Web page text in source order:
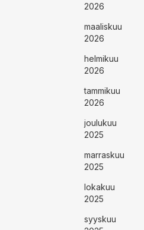
2026
maaliskuu
2026
helmikuu
2026
tammikuu
2026
joulukuu
2025
marraskuu
2025
lokakuu
2025
syyskuu